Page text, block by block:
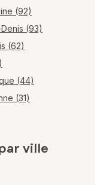
(92)
(93)
(62)
(44)
(31)
ville